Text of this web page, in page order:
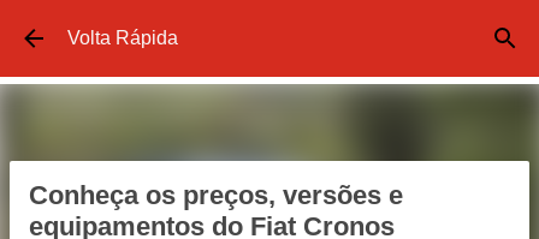
Pular para o conteúdo principal
Volta Rápida
Conheça os preços, versões e
equipamentos do Fiat Cronos